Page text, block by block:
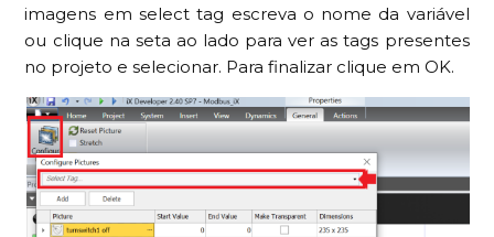
imagens em select tag escreva o nome da variável
ou clique na seta ao lado para ver as tags presentes
no projeto e selecionar. Para finalizar clique em OK.